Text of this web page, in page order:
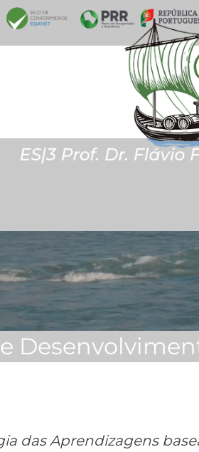
das Aprendizagens